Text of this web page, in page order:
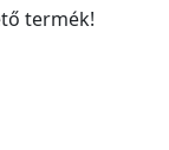
termék!